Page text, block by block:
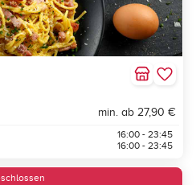
min. ab 27,90 €
16:00 - 23:45
16:00 - 23:45